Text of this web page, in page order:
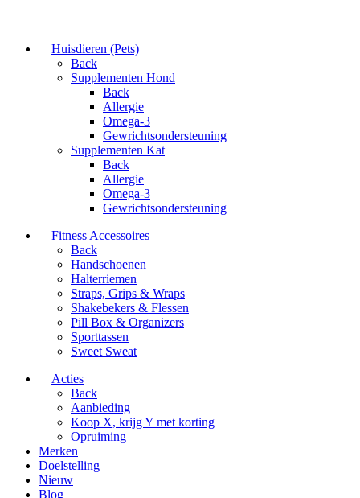
Huisdieren (Pets)
Back
Supplementen Hond
Back
Allergie
Omega-3
Gewrichtsondersteuning
Supplementen Kat
Back
Allergie
Omega-3
Gewrichtsondersteuning
Fitness Accessoires
Back
Handschoenen
Halterriemen
Straps, Grips & Wraps
Shakebekers & Flessen
Pill Box & Organizers
Sporttassen
Sweet Sweat
Acties
Back
Aanbieding
Koop X, krijg Y met korting
Opruiming
Merken
Doelstelling
Nieuw
Blog